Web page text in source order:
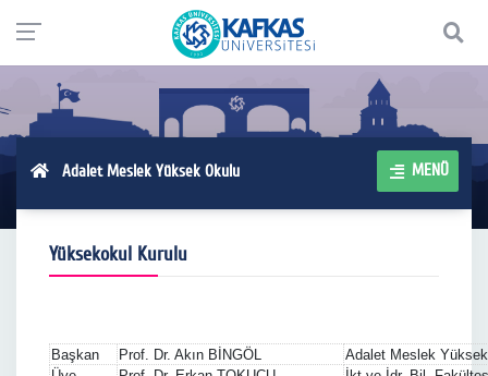
Adalet Meslek Yüksek Okulu MENÜ
Yüksekokul Kurulu
Başkan Prof. Dr. Akın BİNGÖL
Adalet Meslek